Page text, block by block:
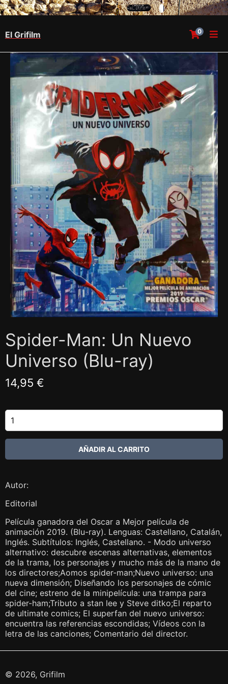
El Grifilm 0
Spider-Man: Un Nuevo
Universo (Blu-ray)
14,95 €
Autor:
Editorial
Película ganadora del Oscar a Mejor película de
animación 2019. (Blu-ray). Lenguas: Castellano, Catalán,
Inglés. Subtítulos: Inglés, Castellano. - Modo universo
alternativo: descubre escenas alternativas, elementos
de la trama, los personajes y mucho más de la mano de
los directores;Aomos spider-man;Nuevo universo: una
nueva dimensión; Diseñando los personajes de cómic
del cine; estreno de la minipelícula: una trampa para
spider-ham;Tributo a stan lee y Steve ditko;El reparto
de ultimate comics; El superfan del nuevo universo:
encuentra las referencias escondidas; Vídeos con la
letra de las canciones; Comentario del director.
© 2026, Grifilm